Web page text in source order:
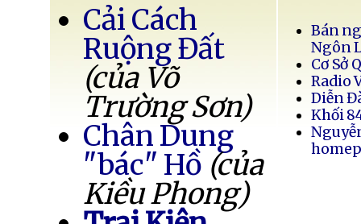
Cải Cách
Ruộng Đất
(của Võ
Trường Sơn)
Chân Dung
"bác" Hồ (của
Kiều Phong)
Bán
Ngôn
Cơ Sở
Radio
Diễn
Khối